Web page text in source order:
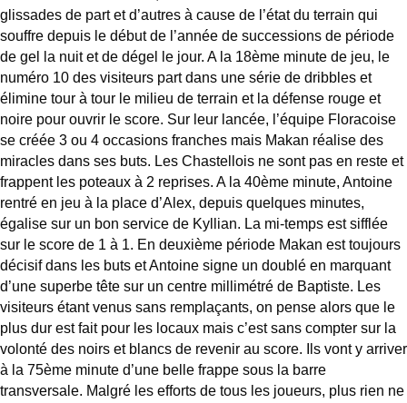
glissades de part et d’autres à cause de l’état du terrain qui
souffre depuis le début de l’année de successions de période
de gel la nuit et de dégel le jour. A la 18ème minute de jeu, le
numéro 10 des visiteurs part dans une série de dribbles et
élimine tour à tour le milieu de terrain et la défense rouge et
noire pour ouvrir le score. Sur leur lancée, l’équipe Floracoise
se créée 3 ou 4 occasions franches mais Makan réalise des
miracles dans ses buts. Les Chastellois ne sont pas en reste et
frappent les poteaux à 2 reprises. A la 40ème minute, Antoine
rentré en jeu à la place d’Alex, depuis quelques minutes,
égalise sur un bon service de Kyllian. La mi-temps est sifflée
sur le score de 1 à 1. En deuxième période Makan est toujours
décisif dans les buts et Antoine signe un doublé en marquant
d’une superbe tête sur un centre millimétré de Baptiste. Les
visiteurs étant venus sans remplaçants, on pense alors que le
plus dur est fait pour les locaux mais c’est sans compter sur la
volonté des noirs et blancs de revenir au score. Ils vont y arriver
à la 75ème minute d’une belle frappe sous la barre
transversale. Malgré les efforts de tous les joueurs, plus rien ne